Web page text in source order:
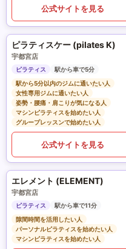
公式サイトを見る
ピラティスケー (pilates K)
宇都宮店
ピラティス
駅から車で5分
駅から5分以内のジムに通いたい人
女性専用ジムに通いたい人
姿勢・腰痛・肩こりが気になる人
マシンピラティスを始めたい人
グループレッスンで始めたい人
公式サイトを見る
エレメント (ELEMENT)
宇都宮店
ピラティス
駅から車で11分
隙間時間を活用したい人
パーソナルピラティスを始めたい人
マシンピラティスを始めたい人